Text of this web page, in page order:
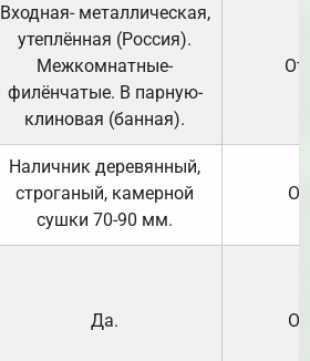
Входная- металлическая,
утеплённая (Россия).
Межкомнатные-
филёнчатые. В парную-
клиновая (банная).
Наличник деревянный,
строганый, камерной
сушки 70-90 мм.
Да.